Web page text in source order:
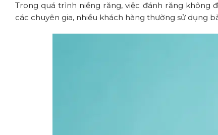
Trong quá trình niềng răng, việc đánh răng không
các chuyên gia, nhiều khách hàng thường sử dụng